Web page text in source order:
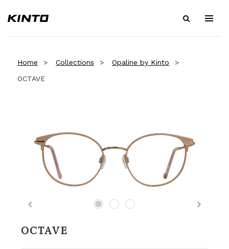
Home Collections
Opaline by Kinto
OCTAVE
Previous Next
OCTAVE